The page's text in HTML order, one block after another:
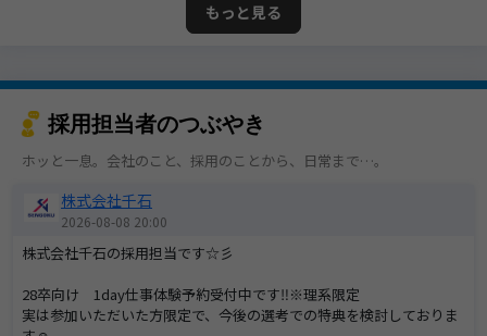
もっと見る
採用担当者のつぶやき
ホッと一息。会社のこと、採用のことから、日常まで…。
株式会社千石
2026-08-08 20:00
株式会社千石の採用担当です☆彡
28卒向け 1day仕事体験予約受付中です‼※理系限定
実は参加いただいた方限定で、今後の選考での特典を検討しておりま